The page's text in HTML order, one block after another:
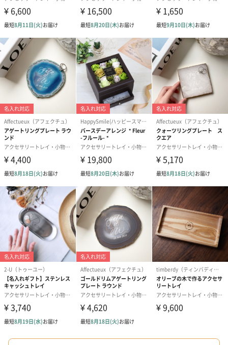
コットン巾着 【誕生
日】（グレー）M（550
円）
コットン巾着 【誕生
日】（スモーキーピン
ク）M（550円）
コットン巾着
とう】 M（
のしカード
商品の形質上、のしを直接添付できない商品にのし風のカードを
同梱します。
※のし下はご記入いただけません。
※カードのデザインは一部変更する場合があります。
結婚祝い（御結婚御
祝）（110円）
出産祝い（御出産御
祝）（110円）
内祝い_蝶結
（110円）
結婚祝いちょい足しギフト
結婚祝いギフトへの＋αにおすすめです。新生活を彩るギフトオプ
ションをご用意いたしました。
商品と同梱してお届けいたします。